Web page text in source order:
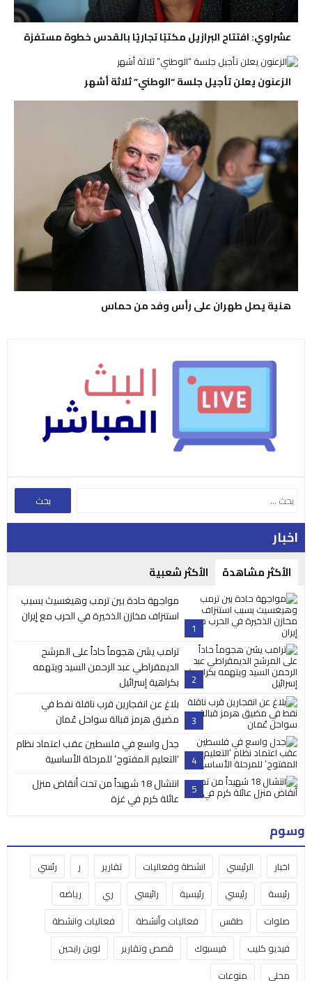
عشراوي: افتتاح البرازيل مكتبًا تجاريًا بالقدس خطوة مستفزة
الزعنون يعلن تأجيل جلسة “الوطني” ثلاثة أشهر
هنية يصل طهران على رأس وفد من حماس
اخبار
الأكثر مشاهدة الأكثر شعبية
1
مواجهة حادة بين ترمب وهيغسيث بسبب
استنزاف مخازن الذخيرة في الحرب مع إيران
2
ترامب يشن هجوماً حاداً على المرشح
الديمقراطي عبد الرحمن السيد ويتهمه
بكراهية إسرائيل
3
بلاغ عن انفجارين قرب ناقلة نفط في
مضيق هرمز قبالة سواحل عُمان
4
جدل واسع في فلسطين عقب اعتماد نظام
‘التعليم المفتوح’ للمرحلة الأساسية
5
انتشال 18 شهيداً من تحت أنقاض منزل
عائلة كرم في غزة
وسوم
اخبار الرئيسي انشطة وفعاليات تقارير ر
رئسي
رئيسة
رئيسي رئيسية رائيسي ري
رياضه
صلوات
طقس فعاليات وأنشطة
فعاليات وانشطة
فيديو كليب
فيسبوك قصص وتقارير
لوين رايحين
محلي
منوعات